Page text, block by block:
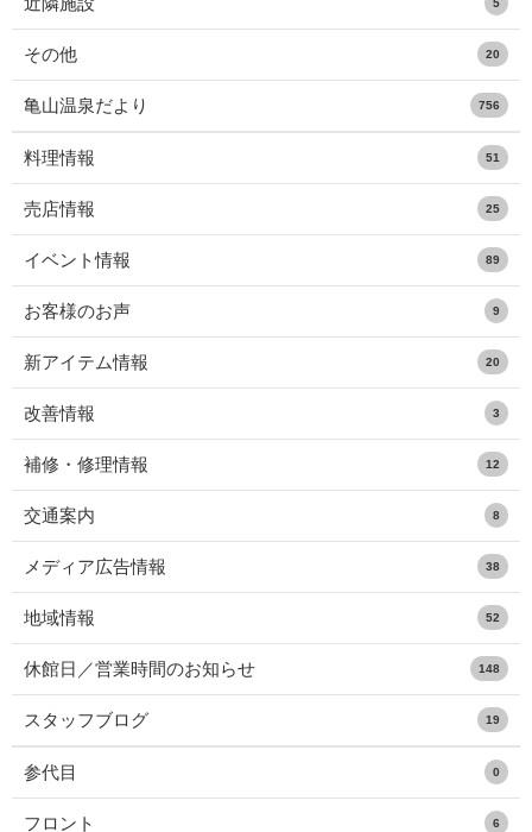
5
その他 20
亀山温泉だより 756
料理情報 51
売店情報 25
イベント情報 89
お客様のお声 9
新アイテム情報 20
改善情報 3
補修・修理情報 12
交通案内 8
メディア広告情報 38
地域情報 52
休館日／営業時間のお知らせ 148
スタッフブログ 19
参代目 0
フロント 6